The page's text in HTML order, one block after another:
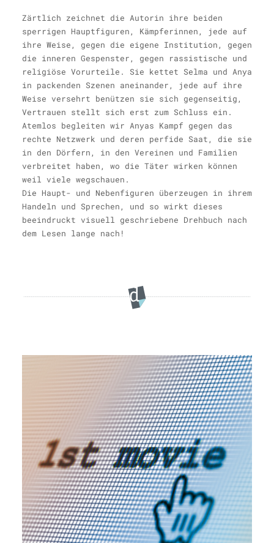
Zärtlich zeichnet die Autorin ihre beiden
sperrigen Hauptfiguren, Kämpferinnen, jede auf
ihre Weise, gegen die eigene Institution, gegen
die inneren Gespenster, gegen rassistische und
religiöse Vorurteile. Sie kettet Selma und Anya
in packenden Szenen aneinander, jede auf ihre
Weise versehrt benützen sie sich gegenseitig,
Vertrauen stellt sich erst zum Schluss ein.
Atemlos begleiten wir Anyas Kampf gegen das
rechte Netzwerk und deren perfide Saat, die sie
in den Dörfern, in den Vereinen und Familien
verbreitet haben, wo die Täter wirken können
weil viele wegschauen.
Die Haupt- und Nebenfiguren überzeugen in ihrem
Handeln und Sprechen, und so wirkt dieses
beeindruckt visuell geschriebene Drehbuch nach
dem Lesen lange nach!